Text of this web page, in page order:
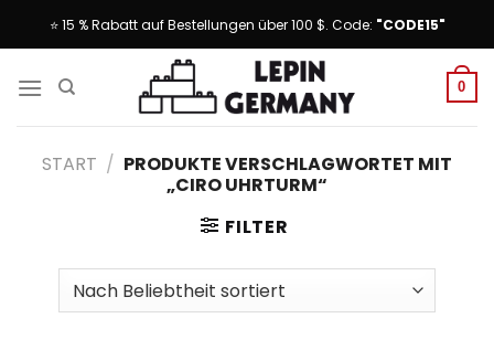
⭐ 15 % Rabatt auf Bestellungen über 100 $. Code: "CODE15"
0
START / PRODUKTE VERSCHLAGWORTET MIT
„CIRO UHRTURM“
FILTER